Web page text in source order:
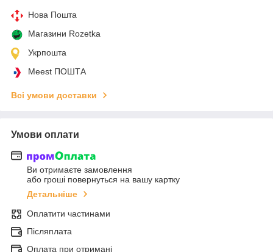
Нова Пошта
Магазини Rozetka
Укрпошта
Meest ПОШТА
Всі умови доставки
Умови оплати
Ви отримаєте замовлення
або гроші повернуться на вашу картку
Детальніше
Оплатити частинами
Післяплата
Оплата при отримані